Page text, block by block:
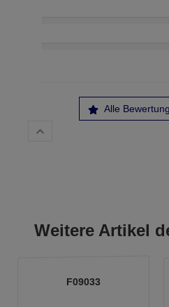
Alle
Weitere Artikel
F09033